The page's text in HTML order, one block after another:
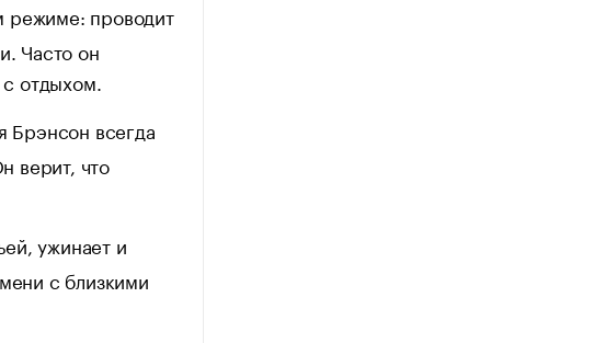
режиме: проводит
Часто он
отдыхом.
Брэнсон всегда
верит, что
ужинает и
с близкими